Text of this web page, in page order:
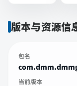
版本与资源信
包名
当前版本